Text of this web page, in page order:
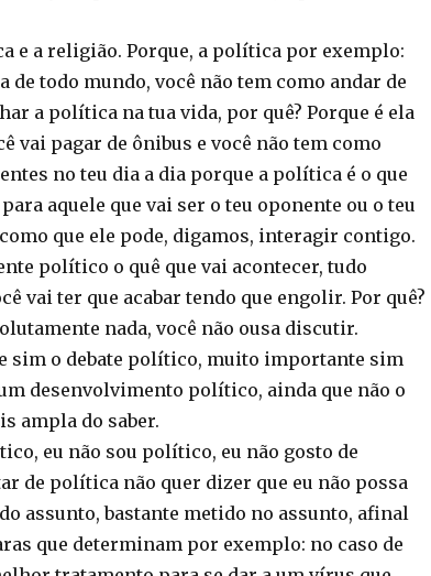
e a religião. Porque, a política por exemplo:
de todo mundo, você não tem como andar de
a política na tua vida, por quê? Porque é ela
vai pagar de ônibus e você não tem como
no teu dia a dia porque a política é o que
aquele que vai ser o teu oponente ou o teu
que ele pode, digamos, interagir contigo.
político o quê que vai acontecer, tudo
vai ter que acabar tendo que engolir. Por quê?
nada, você não ousa discutir.
sim o debate político, muito importante sim
desenvolvimento político, ainda que não o
ampla do saber.
eu não sou político, eu não gosto de
de política não quer dizer que eu não possa
assunto, bastante metido no assunto, afinal
que determinam por exemplo: no caso de